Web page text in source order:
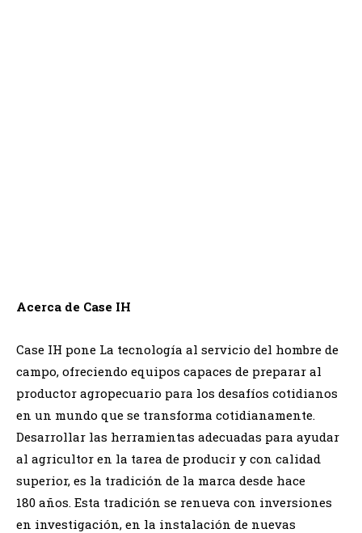
Acerca de Case IH
Case IH pone La tecnología al servicio del hombre de
campo, ofreciendo equipos capaces de preparar al
productor agropecuario para los desafíos cotidianos
en un mundo que se transforma cotidianamente.
Desarrollar las herramientas adecuadas para ayudar
al agricultor en la tarea de producir y con calidad
superior, es la tradición de la marca desde hace
180 años. Esta tradición se renueva con inversiones
en investigación, en la instalación de nuevas